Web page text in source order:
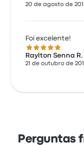
20 de agosto de
Foi excelente!
5.0 de 5 estrelas
Raylton Senna R.
21 de outubro de
Perguntas